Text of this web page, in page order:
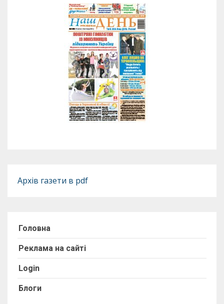
Архів газети в pdf
Головна
Реклама на сайті
Login
Блоги